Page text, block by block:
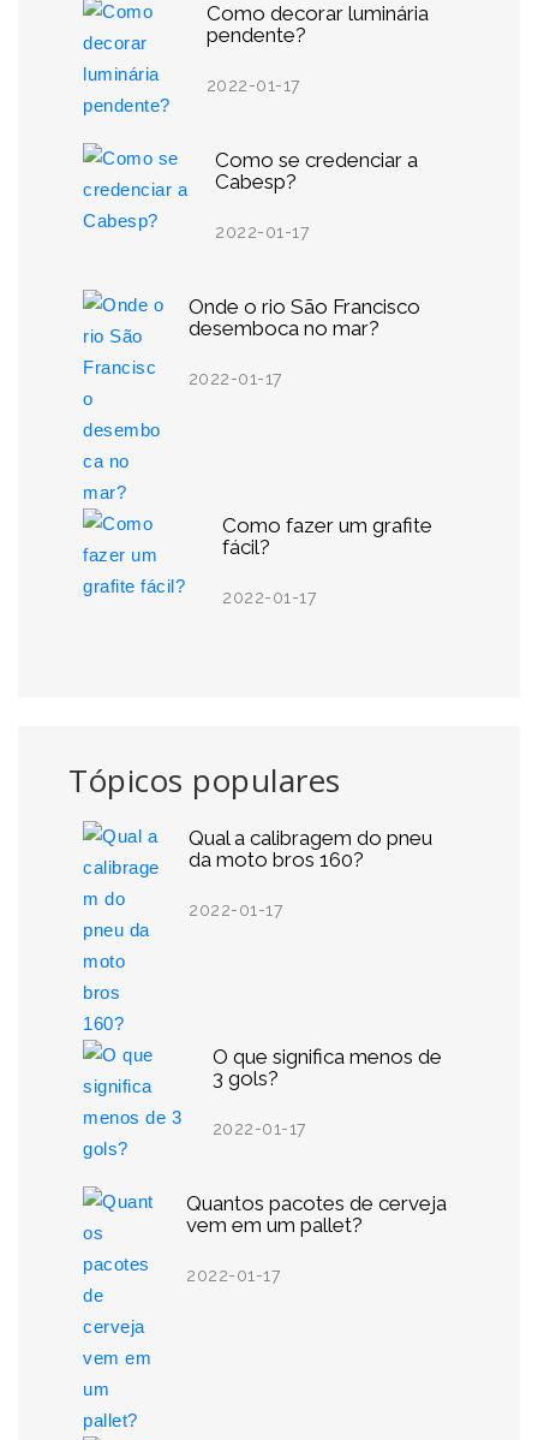
Como decorar luminária
pendente?
2022-01-17
Como se credenciar a
Cabesp?
2022-01-17
Onde o rio São Francisco
desemboca no mar?
2022-01-17
Como fazer um grafite
fácil?
2022-01-17
Tópicos populares
Qual a calibragem do pneu
da moto bros 160?
2022-01-17
O que significa menos de
3 gols?
2022-01-17
Quantos pacotes de cerveja
vem em um pallet?
2022-01-17